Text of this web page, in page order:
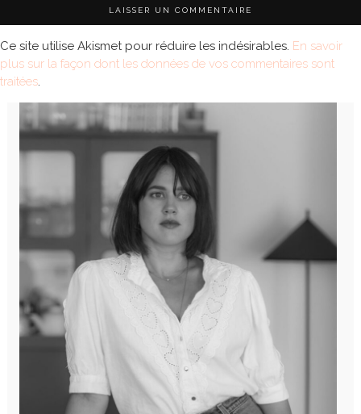
Ce site utilise Akismet pour réduire les indésirables. En savoir
plus sur la façon dont les données de vos commentaires sont
traitées.